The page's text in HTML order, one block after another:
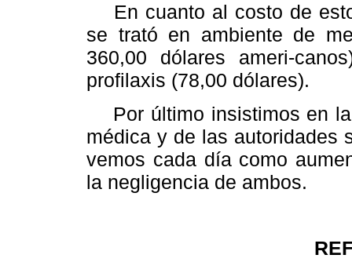
En cuanto al costo de
se trató en ambiente de
360,00 dólares ameri-
profilaxis (78,00 dólares).
Por último insistimos en la
médica y de las autoridades
vemos cada día como
la negligencia de ambos.